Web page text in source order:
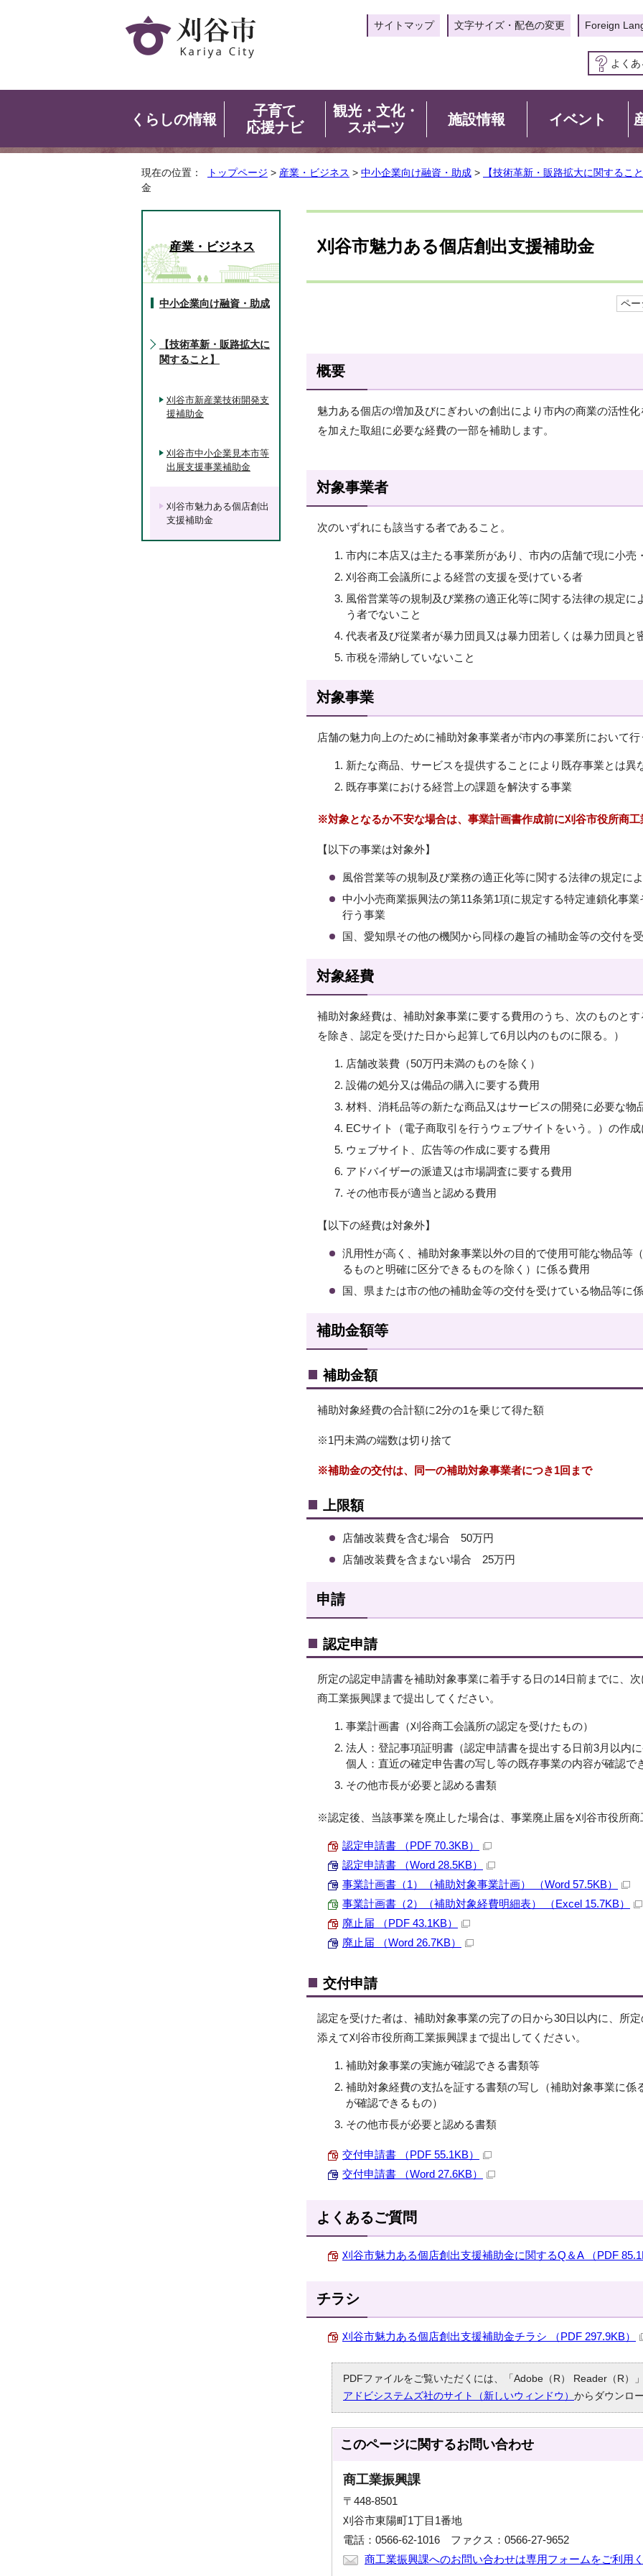
サイトマップ 文字サイズ・配色の変更 Foreign
よく
くらしの情報
子育て
応援ナビ
観光・文化・
スポーツ
施設情報 イベント
現在の位置： トップページ > 産業・ビジネス > 中小企業向け融資・助成 >
【技術革新・販路拡大に関するこ
金
刈谷市魅力ある個店創出支援補助金
ペ
概要
魅力ある個店の増加及びにぎわいの創出により市内の商業の活性
を加えた取組に必要な経費の一部を補助します。
対象事業者
次のいずれにも該当する者であること。
市内に本店又は主たる事業所があり、市内の店舗で現に小売
刈谷商工会議所による経営の支援を受けている者
風俗営業等の規制及び業務の適正化等に関する法律の規定
う者でないこと
代表者及び従業者が暴力団員又は暴力団若しくは暴力団員と
市税を滞納していないこと
対象事業
店舗の魅力向上のために補助対象事業者が市内の事業所において
新たな商品、サービスを提供することにより既存事業とは異
既存事業における経営上の課題を解決する事業
※対象となるか不安な場合は、事業計画書作成前に刈谷市役所商
【以下の事業は対象外】
風俗営業等の規制及び業務の適正化等に関する法律の規定に
中小小売商業振興法の第11条第1項に規定する特定連鎖化事
行う事業
国、愛知県その他の機関から同様の趣旨の補助金等の交付を
対象経費
補助対象経費は、補助対象事業に要する費用のうち、次のものと
を除き、認定を受けた日から起算して6月以内のものに限る。）
店舗改装費（50万円未満のものを除く）
設備の処分又は備品の購入に要する費用
材料、消耗品等の新たな商品又はサービスの開発に必要な物
ECサイト（電子商取引を行うウェブサイトをいう。）の作
ウェブサイト、広告等の作成に要する費用
アドバイザーの派遣又は市場調査に要する費用
その他市長が適当と認める費用
【以下の経費は対象外】
汎用性が高く、補助対象事業以外の目的で使用可能な物品等
るものと明確に区分できるものを除く）に係る費用
国、県または市の他の補助金等の交付を受けている物品等に
補助金額等
補助金額
補助対象経費の合計額に2分の1を乗じて得た額
※1円未満の端数は切り捨て
※補助金の交付は、同一の補助対象事業者につき1回まで
上限額
店舗改装費を含む場合 50万円
店舗改装費を含まない場合 25万円
申請
認定申請
所定の認定申請書を補助対象事業に着手する日の14日前までに、
商工業振興課まで提出してください。
事業計画書（刈谷商工会議所の認定を受けたもの）
法人：登記事項証明書（認定申請書を提出する日前3月以内
個人：直近の確定申告書の写し等の既存事業の内容が確認で
その他市長が必要と認める書類
※認定後、当該事業を廃止した場合は、事業廃止届を刈谷市役所
認定申請書 （PDF 70.3KB）
認定申請書 （Word 28.5KB）
事業計画書（1）（補助対象事業計画） （Word 57.5KB）
事業計画書（2）（補助対象経費明細表） （Excel 15.7KB）
廃止届 （PDF 43.1KB）
廃止届 （Word 26.7KB）
交付申請
認定を受けた者は、補助対象事業の完了の日から30日以内に、所
添えて刈谷市役所商工業振興課まで提出してください。
補助対象事業の実施が確認できる書類等
補助対象経費の支払を証する書類の写し（補助対象事業に係
が確認できるもの）
その他市長が必要と認める書類
交付申請書 （PDF 55.1KB）
交付申請書 （Word 27.6KB）
よくあるご質問
刈谷市魅力ある個店創出支援補助金に関するQ＆A （PDF
チラシ
刈谷市魅力ある個店創出支援補助金チラシ （PDF 297.9KB）
PDFファイルをご覧いただくには、「Adobe（R） Reader（R）
アドビシステムズ社のサイト（新しいウィンドウ） からダウンロ
このページに関するお問い合わせ
商工業振興課
〒448-8501
刈谷市東陽町1丁目1番地
電話：0566-62-1016 ファクス：0566-27-9652
商工業振興課へのお問い合わせは専用フォームをご利用
産業・ビジネス
中小企業向け融資・助成
【技術革新・販路拡大に
関すること】
刈谷市新産業技術開発支
援補助金
刈谷市中小企業見本市等
出展支援事業補助金
刈谷市魅力ある個店創出
支援補助金